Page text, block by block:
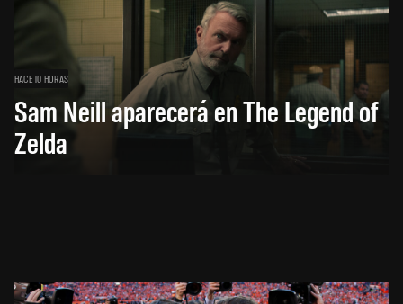
HACE 10 HORAS
Sam Neill aparecerá en The Legend of
Zelda